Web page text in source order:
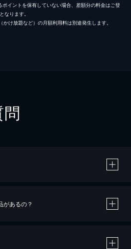
イントを保有していない場合、差額分の料金はご登
なります。
け放題など）の月額利用料は別途発生します。
があるの？